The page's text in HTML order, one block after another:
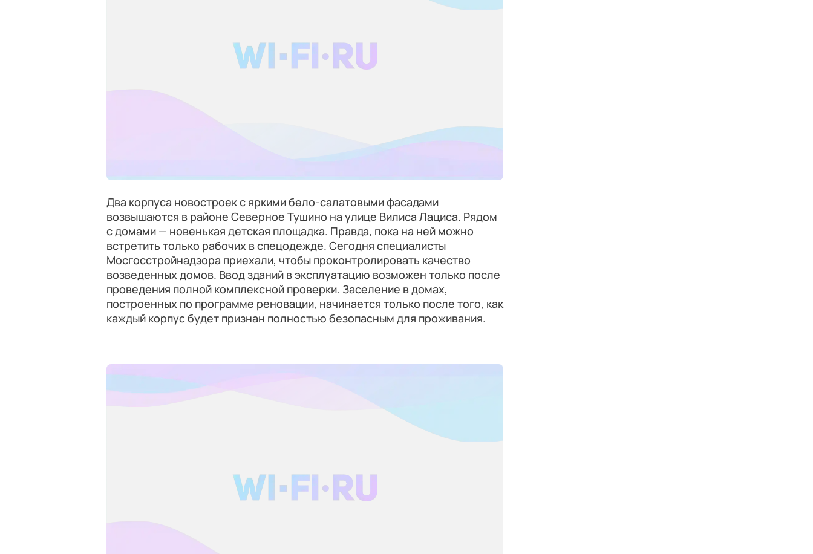
Два корпуса новостроек с яркими бело-салатовыми фасадами
возвышаются в районе Северное Тушино на улице Вилиса Лациса. Рядом
с домами — новенькая детская площадка. Правда, пока на ней можно
встретить только рабочих в спецодежде. Сегодня специалисты
Мосгосстройнадзора приехали, чтобы проконтролировать качество
возведенных домов. Ввод зданий в эксплуатацию возможен только после
проведения полной комплексной проверки. Заселение в домах,
построенных по программе реновации, начинается только после того, как
каждый корпус будет признан полностью безопасным для проживания.